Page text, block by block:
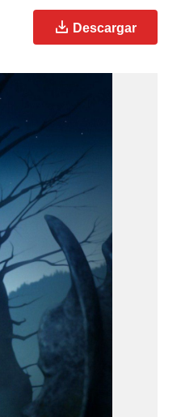
Descargar